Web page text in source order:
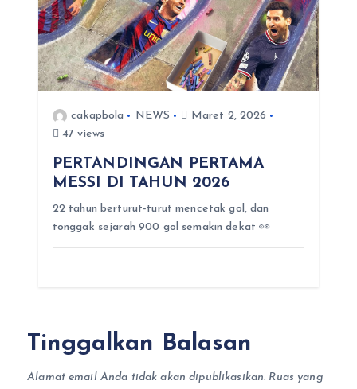
cakapbola NEWS
Maret 2, 2026
47 views
PERTANDINGAN PERTAMA
MESSI DI TAHUN 2026
22 tahun berturut-turut mencetak gol, dan
tonggak sejarah 900 gol semakin dekat 👀
Tinggalkan Balasan
Alamat email Anda tidak akan dipublikasikan. Ruas yang